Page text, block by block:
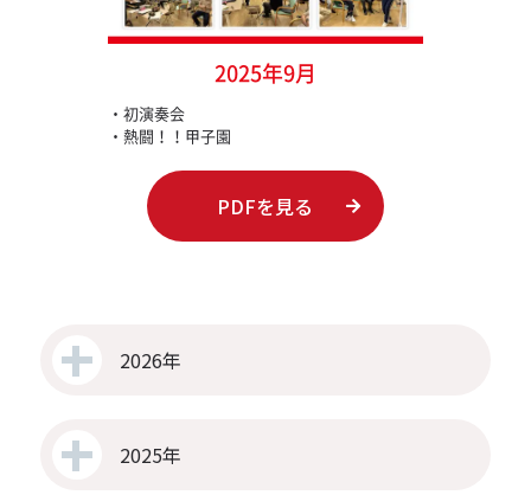
2025年9月
・初演奏会
・熱闘！！甲子園
PDFを見る
2026年
2025年